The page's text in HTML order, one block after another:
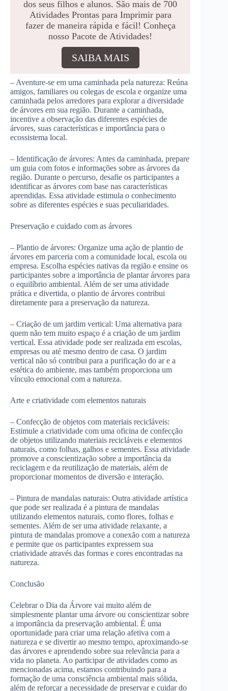
dos seus filhos e alunos. São mais de 700
Atividades Prontas para Imprimir para
fazer de maneira rápida e fácil! Conheça
nosso Pacote de Atividades!
SAIBA MAIS
– Aventure-se em uma caminhada pela natureza: Reúna
amigos, familiares ou colegas de escola e organize uma
caminhada pelos arredores para explorar a diversidade
de árvores em sua região. Durante a caminhada,
incentive a observação das diferentes espécies de
árvores, suas características e importância para o
ecossistema local.
– Identificação de árvores: Antes da caminhada, prepare
um guia com fotos e informações sobre as árvores da
região. Durante o percurso, desafie os participantes a
identificar as árvores com base nas características
aprendidas. Essa atividade estimula o conhecimento
sobre as diferentes espécies e suas peculiaridades.
Preservação e cuidado com as árvores
– Plantio de árvores: Organize uma ação de plantio de
árvores em parceria com a comunidade local, escola ou
empresa. Escolha espécies nativas da região e ensine os
participantes sobre a importância de plantar árvores para
o equilíbrio ambiental. Além de ser uma atividade
prática e divertida, o plantio de árvores contribui
diretamente para a preservação da natureza.
– Criação de um jardim vertical: Uma alternativa para
quem não tem muito espaço é a criação de um jardim
vertical. Essa atividade pode ser realizada em escolas,
empresas ou até mesmo dentro de casa. O jardim
vertical não só contribui para a purificação do ar e a
estética do ambiente, mas também proporciona um
vínculo emocional com a natureza.
Arte e criatividade com elementos naturais
– Confecção de objetos com materiais recicláveis:
Estimule a criatividade com uma oficina de confecção
de objetos utilizando materiais recicláveis e elementos
naturais, como folhas, galhos e sementes. Essa atividade
promove a conscientização sobre a importância da
reciclagem e da reutilização de materiais, além de
proporcionar momentos de diversão e interação.
– Pintura de mandalas naturais: Outra atividade artística
que pode ser realizada é a pintura de mandalas
utilizando elementos naturais, como flores, folhas e
sementes. Além de ser uma atividade relaxante, a
pintura de mandalas promove a conexão com a natureza
e permite que os participantes expressem sua
criatividade através das formas e cores encontradas na
natureza.
Conclusão
Celebrar o Dia da Árvore vai muito além de
simplesmente plantar uma árvore ou conscientizar sobre
a importância da preservação ambiental. É uma
oportunidade para criar uma relação afetiva com a
natureza e se divertir ao mesmo tempo, aproximando-se
das árvores e aprendendo sobre sua relevância para a
vida no planeta. Ao participar de atividades como as
mencionadas acima, estamos contribuindo para a
formação de uma consciência ambiental mais sólida,
além de reforçar a necessidade de preservar e cuidar do